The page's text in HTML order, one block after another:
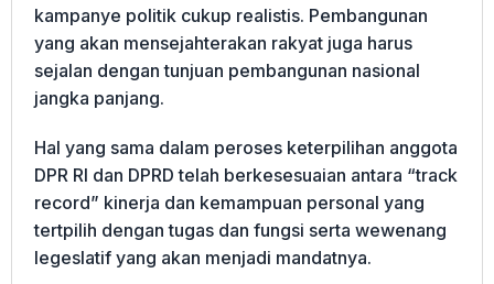
kampanye politik cukup realistis. Pembangunan
yang akan mensejahterakan rakyat juga harus
sejalan dengan tunjuan pembangunan nasional
jangka panjang.
Hal yang sama dalam peroses keterpilihan anggota
DPR RI dan DPRD telah berkesesuaian antara “track
record” kinerja dan kemampuan personal yang
tertpilih dengan tugas dan fungsi serta wewenang
legeslatif yang akan menjadi mandatnya.